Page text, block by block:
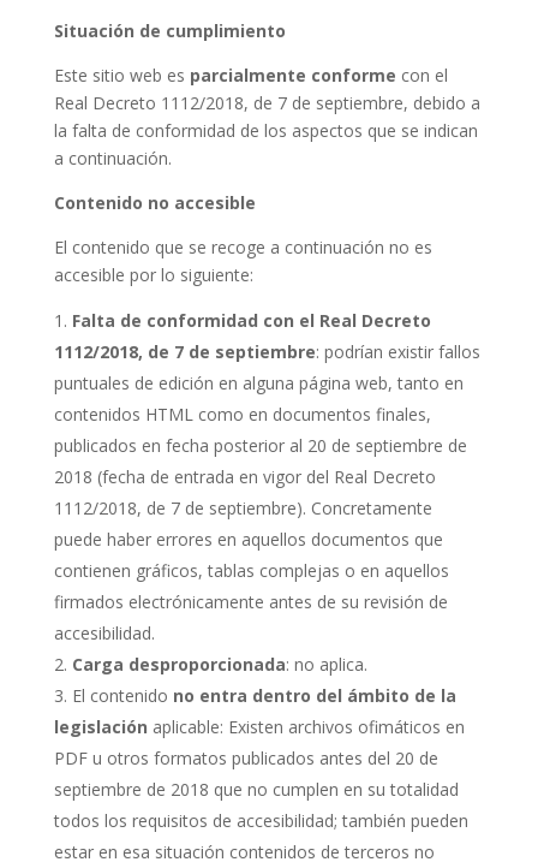
Situación de cumplimiento
Este sitio web es parcialmente conforme con el
Real Decreto 1112/2018, de 7 de septiembre, debido a
la falta de conformidad de los aspectos que se indican
a continuación.
Contenido no accesible
El contenido que se recoge a continuación no es
accesible por lo siguiente:
Falta de conformidad con el Real Decreto
1112/2018, de 7 de septiembre: podrían existir fallos
puntuales de edición en alguna página web, tanto en
contenidos HTML como en documentos finales,
publicados en fecha posterior al 20 de septiembre de
2018 (fecha de entrada en vigor del Real Decreto
1112/2018, de 7 de septiembre). Concretamente
puede haber errores en aquellos documentos que
contienen gráficos, tablas complejas o en aquellos
firmados electrónicamente antes de su revisión de
accesibilidad.
Carga desproporcionada: no aplica.
El contenido no entra dentro del ámbito de la
legislación aplicable: Existen archivos ofimáticos en
PDF u otros formatos publicados antes del 20 de
septiembre de 2018 que no cumplen en su totalidad
todos los requisitos de accesibilidad; también pueden
estar en esa situación contenidos de terceros no